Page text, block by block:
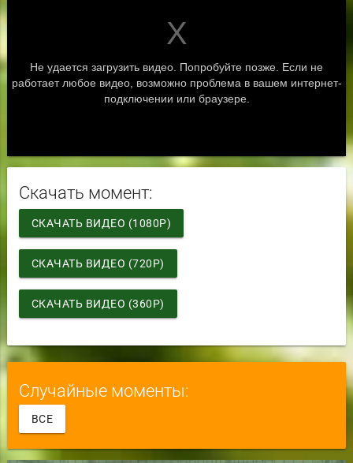
Скачать момент:
СКАЧАТЬ ВИДЕО (1080P)
СКАЧАТЬ ВИДЕО (720P)
СКАЧАТЬ ВИДЕО (360P)
Случайные моменты:
ВСЕ